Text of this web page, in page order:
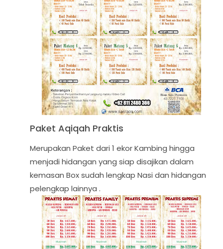
Paket Aqiqah Praktis
Merupakan Paket dari 1 ekor Kambing hingga
menjadi hidangan yang siap disajikan dalam
kemasan Box sudah lengkap Nasi dan hidangan
pelengkap lainnya .